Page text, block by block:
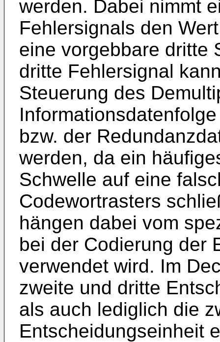
werden. Dabei nimmt
Fehlersignals den
eine vorgebbare dritte
dritte Fehlersignal
Steuerung des
bzw. der
werden, da ein
Schwelle auf eine
Codewortrasters
hängen dabei vom
bei der Codierung der
verwendet wird. Im
zweite und dritte
als auch lediglich die
Entscheidungseinheit